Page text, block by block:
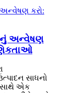
અન્વેષણ
સાધનો
સાથે એક